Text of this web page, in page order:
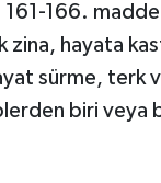
166.
zina, hayata
sürme, terk
biri veya